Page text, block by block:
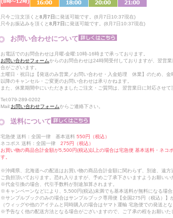
只今ご注文頂くと8月7日 に発送可能です。(8月7日10:37現在)
只今お振込みを頂くと8月7日 に発送可能です。(8月7日10:37現在)
お問い合わせについて
お電話でのお問合わせは月曜-金曜:10時-16時まで承っております。
お問い合わせフォームからのお問合わせは24時間受付しておりますが、翌営
合がございます。
土曜日・祝日は【発送のみ営業／お問い合わせ・入金処理 休業】のため、
以降のキャンセル・ご変更のお問い合わせは承りかねます。
また、休業期間中にいただきましたご注文・ご質問は、翌営業日に対応させて
Tel:079-289-0202
Mail:お問い合わせフォームからご連絡下さい。
送料について
宅急便 送料：全国一律 基本送料 550円（税込）
ネコポス 送料：全国一律 275円（税込）
お買い物の商品合計金額が5,500円(税込)以上の場合は宅急便 基本送料・ネコ
す。
※沖縄県、北海道への配送はお買い物の商品合計金額に関わらず、別途、遠
ご負担頂いております。恐れ入りますが、予めご了承下さいますようお願いい
※代金引換の場合、代引手数料が別途加算されます。
※キャンペーンなどにより、5,500円(税込)未満でも基本送料が無料になる場合
※サンプルブックのみの場合はサンプルブック専用便【全国275円（税込）】
（ウィッグや他のアイテムと同時購入の場合はヤマト運輸 宅急便での発送とな
※予告なく他の配送方法となる場合がございますので、ご了承の程をお願いた